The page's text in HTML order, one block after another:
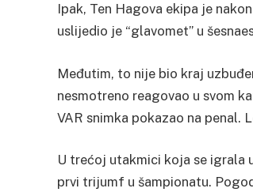
Ipak, Ten Hagova ekipa je
uslijedio je “glavomet” u
Međutim, to nije bio kraj
nesmotreno reagovao u svom
VAR snimka pokazao na penal.
U trećoj utakmici koja se igrala
prvi trijumf u šampionatu.